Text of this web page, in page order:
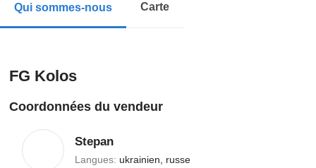
Qui sommes-nous Carte
FG Kolos
Coordonnées du vendeur
Stepan
Langues: ukrainien, russe